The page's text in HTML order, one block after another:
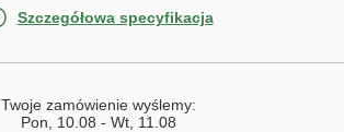
Szczegółowa specyfikacja
Twoje zamówienie wyślemy:
Pon, 10.08 - Wt, 11.08